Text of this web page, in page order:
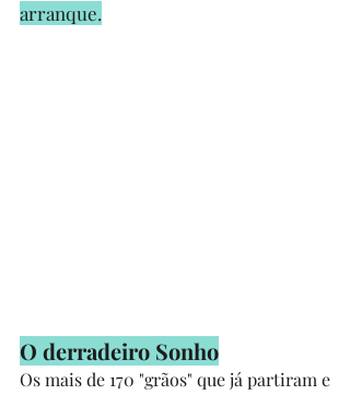
arranque.
O derradeiro Sonho
Os mais de 170 "grãos" que já partiram e